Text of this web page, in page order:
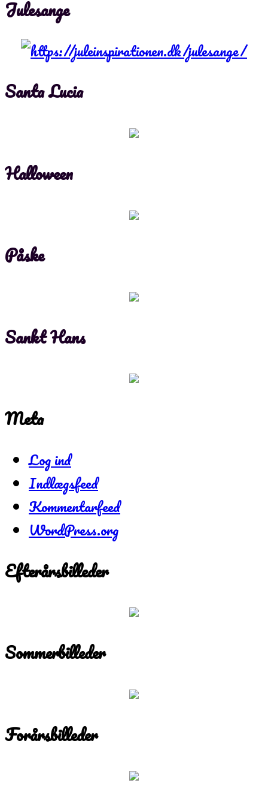
Julesange
Santa Lucia
Halloween
Påske
Sankt Hans
Meta
Log ind
Indlægsfeed
Kommentarfeed
WordPress.org
Efterårsbilleder
Sommerbilleder
Forårsbilleder